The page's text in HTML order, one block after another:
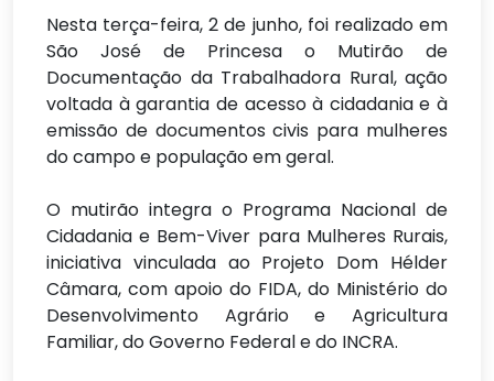
Nesta terça-feira, 2 de junho, foi realizado em
São José de Princesa o Mutirão de
Documentação da Trabalhadora Rural, ação
voltada à garantia de acesso à cidadania e à
emissão de documentos civis para mulheres
do campo e população em geral.
O mutirão integra o Programa Nacional de
Cidadania e Bem-Viver para Mulheres Rurais,
iniciativa vinculada ao Projeto Dom Hélder
Câmara, com apoio do FIDA, do Ministério do
Desenvolvimento Agrário e Agricultura
Familiar, do Governo Federal e do INCRA.